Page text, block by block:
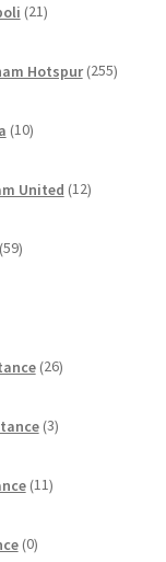
21izdelkov
Hotspur 255
10izdelkov
United 12izdelkov
59izdelkov
26izdelkov
3izdelki
11izdelkov
0izdelkov